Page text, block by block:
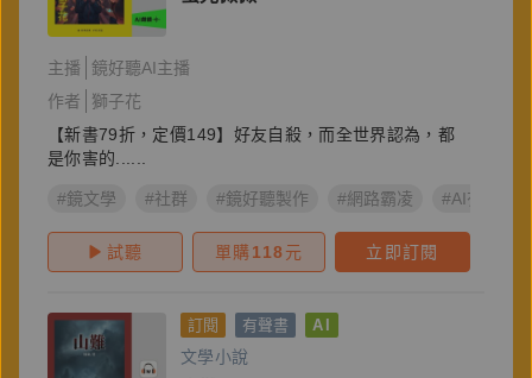
主播
鏡好聽AI主播
作者
獅子花
【新書79折，定價149】好友自殺，而全世界認為，都
是你害的......
#鏡文學 #社群 #鏡好聽製作 #網路霸凌 #AI有聲書
試聽 單購118元 立即訂閱
訂閱 有聲書 AI
文學小說